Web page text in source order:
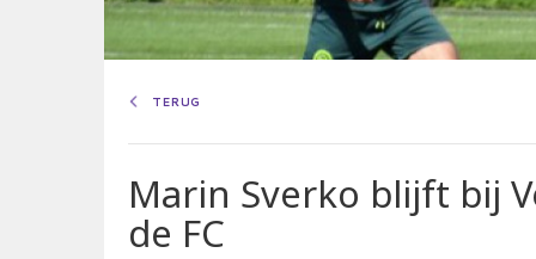
TERUG
Marin Sverko blijft bij
de FC